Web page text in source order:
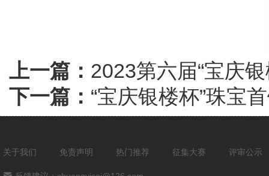
上一篇： 2023第六届“宝庆
下一篇： “宝庆银楼杯”珠宝
关于我们 免责声明 热门推荐 征集大赛 评审公示